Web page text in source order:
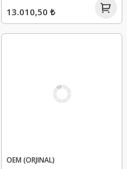
13.010,50 ₺
OEM (ORJINAL)